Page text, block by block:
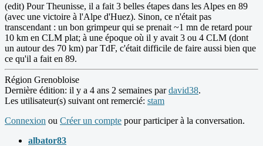
(edit) Pour Theunisse, il a fait 3 belles étapes dans les Alpes en 89
(avec une victoire à l'Alpe d'Huez). Sinon, ce n'était pas
transcendant : un bon grimpeur qui se prenait ~1 mn de retard pour
10 km en CLM plat; à une époque où il y avait 3 ou 4 CLM (dont
un autour des 70 km) par TdF, c'était difficile de faire aussi bien que
ce qu'il a fait en 89.
Région Grenobloise
Dernière édition: il y a 4 ans 2 semaines pardavid38.
Les utilisateur(s) suivant ont remercié: stam
Connexion ou Créer un compte pour participer à la conversation.
albator83